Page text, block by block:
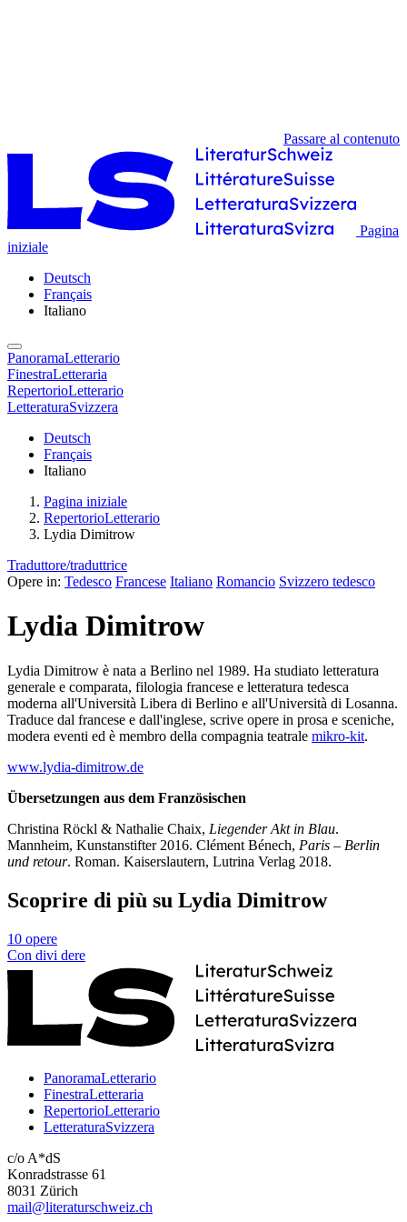
Passare al contenuto
Pagina
iniziale
Deutsch
Français
Italiano
PanoramaLetterario
FinestraLetteraria
RepertorioLetterario
LetteraturaSvizzera
Deutsch
Français
Italiano
Pagina iniziale
RepertorioLetterario
Lydia Dimitrow
Traduttore/traduttrice
Opere in: Tedesco Francese Italiano Romancio Svizzero tedesco
Lydia Dimitrow
Lydia Dimitrow è nata a Berlino nel 1989. Ha studiato letteratura
generale e comparata, filologia francese e letteratura tedesca
moderna all'Università Libera di Berlino e all'Università di Losanna.
Traduce dal francese e dall'inglese, scrive opere in prosa e sceniche,
modera eventi ed è membro della compagnia teatrale mikro-kit.
www.lydia-dimitrow.de
Übersetzungen aus dem Französischen
Christina Röckl & Nathalie Chaix, Liegender Akt in Blau.
Mannheim, Kunstanstifter 2016. Clément Bénech, Paris – Berlin
und retour. Roman. Kaiserslautern, Lutrina Verlag 2018.
Scoprire di più su Lydia Dimitrow
10 opere
Con divi dere
PanoramaLetterario
FinestraLetteraria
RepertorioLetterario
LetteraturaSvizzera
c/o A*dS
Konradstrasse 61
8031 Zürich
mail@literaturschweiz.ch